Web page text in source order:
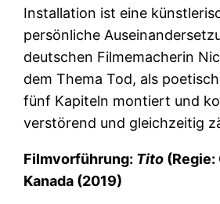
Installation ist eine
persönliche
deutschen Filmemacherin
dem Thema Tod, als
fünf Kapiteln montiert und
verstörend und gleichzeitig
Filmvorführung: Tito (
Kanada (2019)